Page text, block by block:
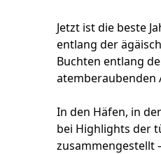
Jetzt ist die beste
entlang der
Buchten entlang
atemberaubenden
In den Häfen, in
bei Highlights der
zusammengestellt